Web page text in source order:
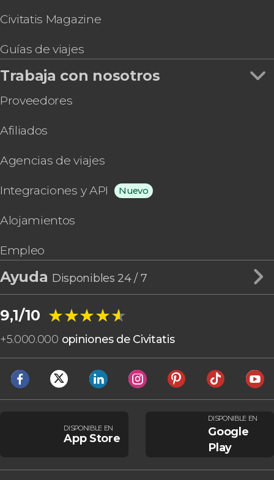
Civitatis Magazine
Guías de viajes
Trabaja con nosotros
Proveedores
Afiliados
Agencias de viajes
Integraciones y API Nuevo
Alojamientos
Empleo
Ayuda Disponibles 24 / 7
9,1/10 ★★★★★
★★★★★
+5.000.000 opiniones de Civitatis
DISPONIBLE EN
App Store
DISPONIBLE EN
Google
Play